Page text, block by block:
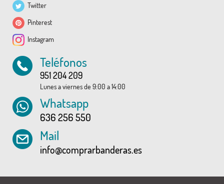
Twitter
Pinterest
Instagram
Teléfonos
951 204 209
Lunes a viernes de 9:00 a 14:00
Whatsapp
636 256 550
Mail
info@comprarbanderas.es